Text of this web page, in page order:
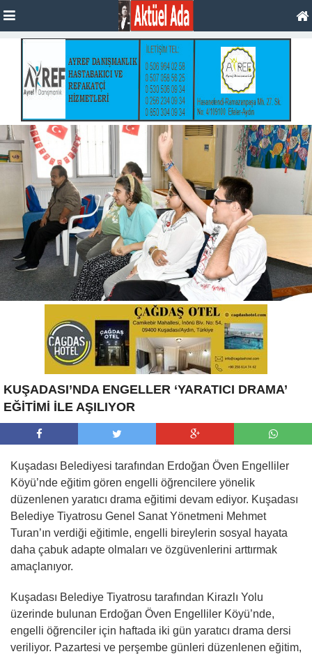
KUŞADASI’NDA ENGELLER ‘YARATICI DRAMA’
EĞİTİMİ İLE AŞILIYOR
Kuşadası Belediyesi tarafından Erdoğan Öven Engelliler
Köyü’nde eğitim gören engelli öğrencilere yönelik
düzenlenen yaratıcı drama eğitimi devam ediyor. Kuşadası
Belediye Tiyatrosu Genel Sanat Yönetmeni Mehmet
Turan’ın verdiği eğitimle, engelli bireylerin sosyal hayata
daha çabuk adapte olmaları ve özgüvenlerini arttırmak
amaçlanıyor.
Kuşadası Belediye Tiyatrosu tarafından Kirazlı Yolu
üzerinde bulunan Erdoğan Öven Engelliler Köyü’nde,
engelli öğrenciler için haftada iki gün yaratıcı drama dersi
veriliyor. Pazartesi ve perşembe günleri düzenlenen eğitim,